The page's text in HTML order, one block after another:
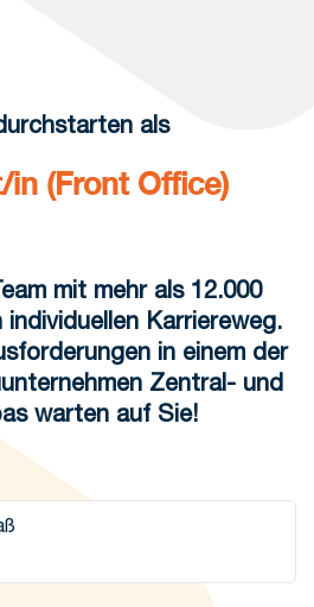
als
(Front Office)
mit mehr als 12.000
Karriereweg.
in einem der
Zentral- und
warten auf Sie!